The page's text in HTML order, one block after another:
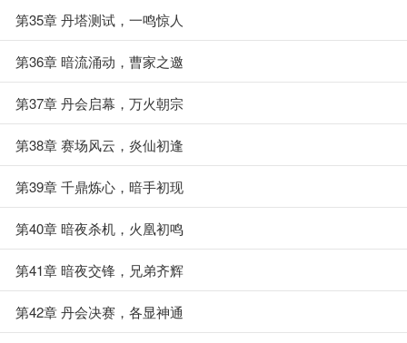
第35章 丹塔测试，一鸣惊人
第36章 暗流涌动，曹家之邀
第37章 丹会启幕，万火朝宗
第38章 赛场风云，炎仙初逢
第39章 千鼎炼心，暗手初现
第40章 暗夜杀机，火凰初鸣
第41章 暗夜交锋，兄弟齐辉
第42章 丹会决赛，各显神通